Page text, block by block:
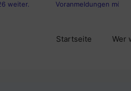
Voranmeldungen
Startseite Wer